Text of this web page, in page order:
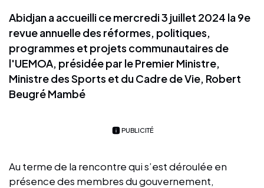
Abidjan a accueilli ce mercredi 3 juillet 2024 la 9e
revue annuelle des réformes, politiques,
programmes et projets communautaires de
l'UEMOA, présidée par le Premier Ministre,
Ministre des Sports et du Cadre de Vie, Robert
Beugré Mambé
PUBLICITÉ
Au terme de la rencontre qui s’est déroulée en
présence des membres du gouvernement,